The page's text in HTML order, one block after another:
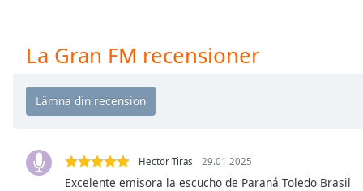
Playback
Chapters
Descriptions
La Gran FM recensioner
Hector Tiras 29.01.2025
Excelente emisora la escucho de Paraná Toledo Brasil